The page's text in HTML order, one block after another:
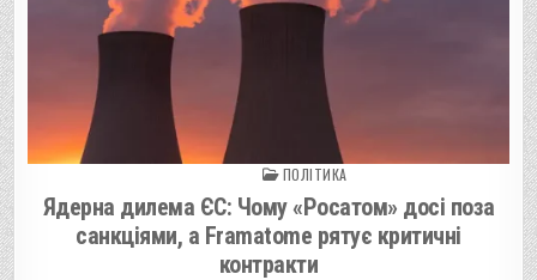
ПОЛІТИКА
Ядерна дилема ЄС: Чому «Росатом» досі поза
санкціями, а Framatome рятує критичні
контракти